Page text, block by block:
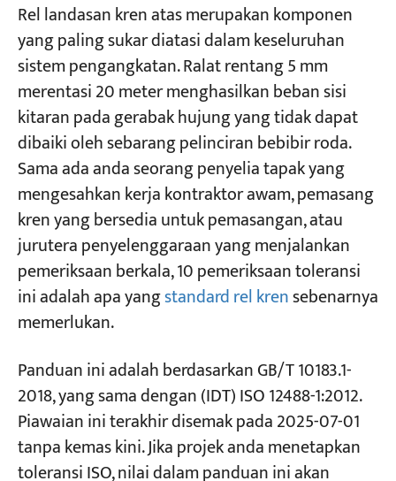
Projek
Blog
Berita
Permohonan
Tentang kita
Pemasangan Rel Kren Atas
Penentuan Gred Toleransi Pemasangan Rel
Kren Atas
10 Pemeriksaan Toleransi (Gred 2)
Semak 1 — Toleransi Rentang ΔS
Semakan 2 — Kelurusan Rel dalam Satah
Mendatar (Panjang Penuh) B
Semak 3 — Kelurusan Rel dalam Satah
Mendatar (Sampel 2000 mm) b
Semakan 4 — Kelurusan Rel dalam Satah
Semak 5 — Kelurusan Rel dalam Satah
Menegak (Sampel 2000 mm) c
Semak 6 — Perbezaan Ketinggian Antara Rel
Bertentangan E
Rel landasan kren atas merupakan komponen
yang paling sukar diatasi dalam keseluruhan
sistem pengangkatan. Ralat rentang 5 mm
merentasi 20 meter menghasilkan beban sisi
kitaran pada gerabak hujung yang tidak dapat
dibaiki oleh sebarang pelinciran bebibir roda.
Sama ada anda seorang penyelia tapak yang
mengesahkan kerja kontraktor awam, pemasang
kren yang bersedia untuk pemasangan, atau
jurutera penyelenggaraan yang menjalankan
pemeriksaan berkala, 10 pemeriksaan toleransi
ini adalah apa yangstandard rel krensebenarnya
memerlukan.
Panduan ini adalah berdasarkan GB/T 10183.1-
2018, yang sama dengan (IDT) ISO 12488-1:2012.
Piawaian ini terakhir disemak pada 2025-07-01
tanpa kemas kini. Jika projek anda menetapkan
toleransi ISO, nilai dalam panduan ini akan